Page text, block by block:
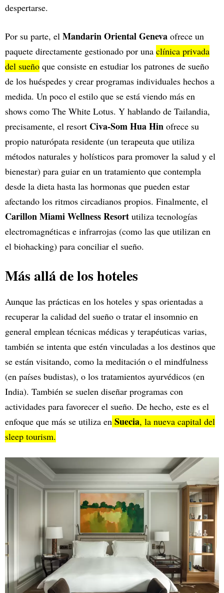
despertarse.
Por su parte, el Mandarin Oriental Geneva ofrece un
paquete directamente gestionado por una clínica privada
del sueño que consiste en estudiar los patrones de sueño
de los huéspedes y crear programas individuales hechos a
medida. Un poco el estilo que se está viendo más en
shows como The White Lotus. Y hablando de Tailandia,
precisamente, el resort Civa-Som Hua Hin ofrece su
propio naturópata residente (un terapeuta que utiliza
métodos naturales y holísticos para promover la salud y el
bienestar) para guiar en un tratamiento que contempla
desde la dieta hasta las hormonas que pueden estar
afectando los ritmos circadianos propios. Finalmente, el
Carillon Miami Wellness Resort utiliza tecnologías
electromagnéticas e infrarrojas (como las que utilizan en
el biohacking) para conciliar el sueño.
Más allá de los hoteles
Aunque las prácticas en los hoteles y spas orientadas a
recuperar la calidad del sueño o tratar el insomnio en
general emplean técnicas médicas y terapéuticas varias,
también se intenta que estén vinculadas a los destinos que
se están visitando, como la meditación o el mindfulness
(en países budistas), o los tratamientos ayurvédicos (en
India). También se suelen diseñar programas con
actividades para favorecer el sueño. De hecho, este es el
enfoque que más se utiliza en Suecia, la nueva capital del
sleep tourism.